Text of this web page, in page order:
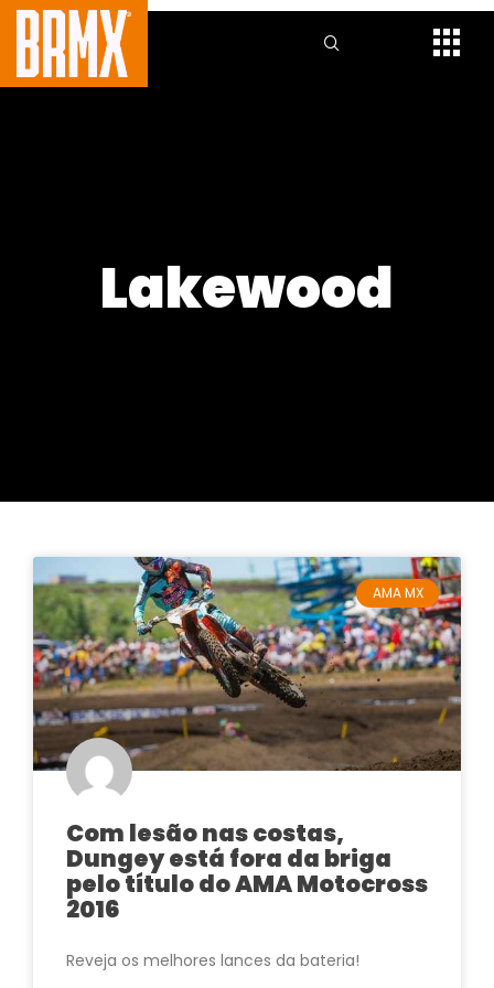
Lakewood
AMA MX
Com lesão nas costas,
Dungey está fora da briga
pelo título do AMA Motocross
2016
Reveja os melhores lances da bateria!